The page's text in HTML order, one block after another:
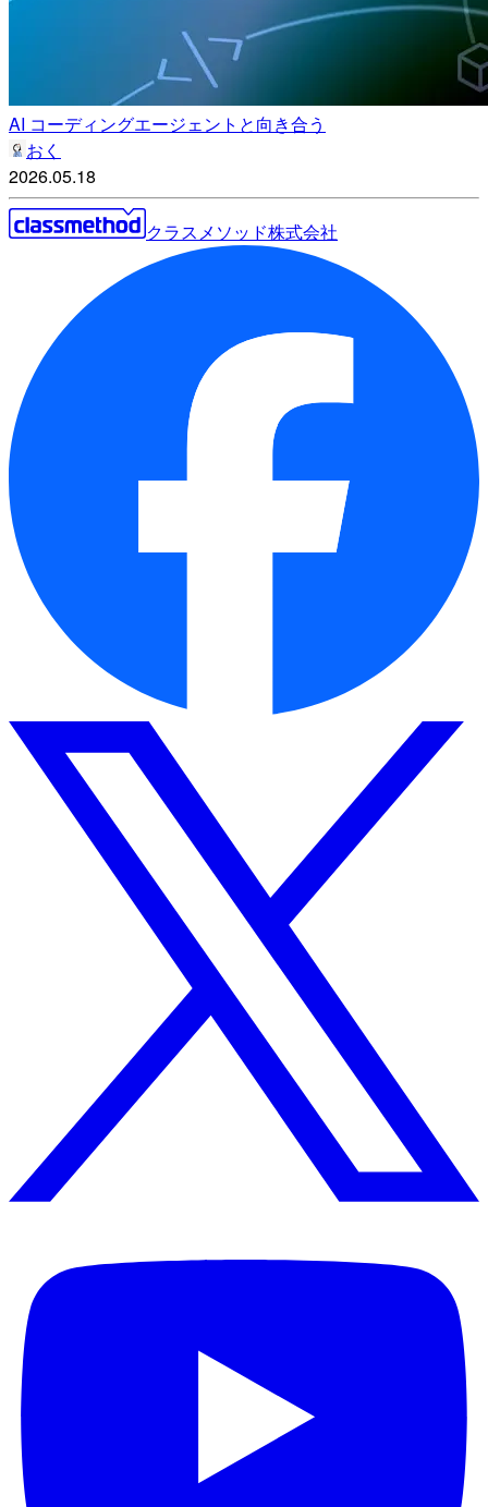
AI コーディングエージェントと向き合う
おく
2026.05.18
クラスメソッド株式会社